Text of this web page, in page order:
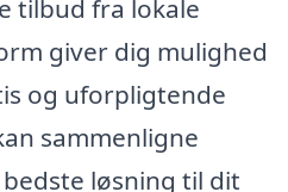
tilbud fra lokale
giver dig mulighed
og uforpligtende
sammenligne
løsning til dit